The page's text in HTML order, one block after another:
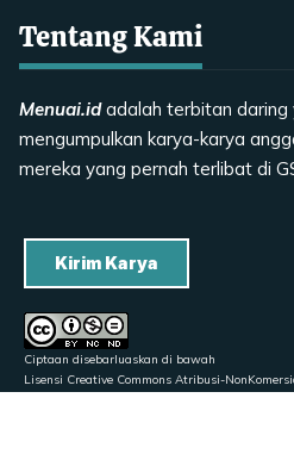
Tentang Kami
Menuai.idadalah terbitan daring
mengumpulkan karya-karya
mereka yang pernah terlibat di
Kirim Karya
Ciptaan disebarluaskan di bawah
Lisensi Creative Commons Atribusi-